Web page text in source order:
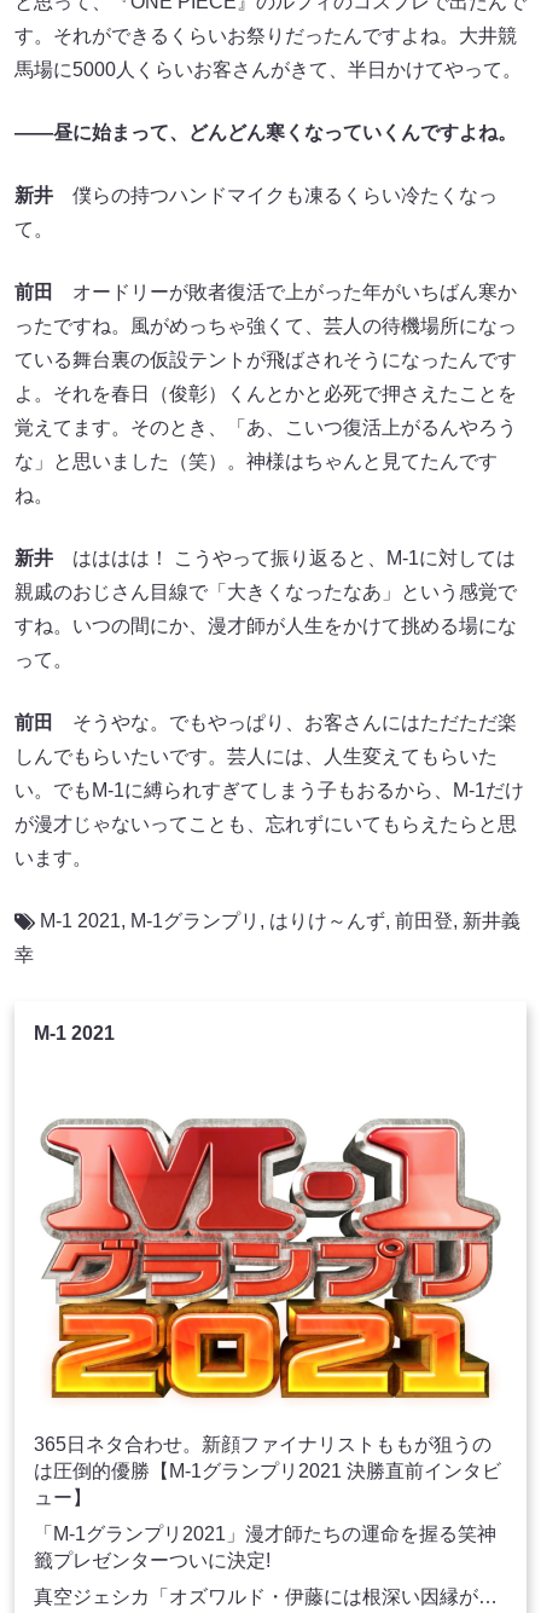
す。それができるくらいお祭りだったんですよね。大井競
馬場に5000人くらいお客さんがきて、半日かけてやって。
――昼に始まって、どんどん寒くなっていくんですよね。
新井 僕らの持つハンドマイクも凍るくらい冷たくなっ
て。
前田
オードリーが敗者復活で上がった年がいちばん寒か
ったですね。風がめっちゃ強くて、芸人の待機場所になっ
ている舞台裏の仮設テントが飛ばされそうになったんです
よ。それを春日（俊彰）くんとかと必死で押さえたことを
覚えてます。そのとき、「あ、こいつ復活上がるんやろう
な」と思いました（笑）。神様はちゃんと見てたんです
ね。
新井 はははは！ こうやって振り返ると、M-1に対しては
親戚のおじさん目線で「大きくなったなあ」という感覚で
すね。いつの間にか、漫才師が人生をかけて挑める場にな
って。
前田
そうやな。でもやっぱり、お客さんにはただただ楽
しんでもらいたいです。芸人には、人生変えてもらいた
い。でもM-1に縛られすぎてしまう子もおるから、M-1だけ
が漫才じゃないってことも、忘れずにいてもらえたらと思
います。
M-1 2021, M-1グランプリ , はりけ～んず, 前田登, 新井義
幸
M-1 2021
365日ネタ合わせ。新顔ファイナリストももが狙うの
は圧倒的優勝【M-1グランプリ2021 決勝直前インタビ
ュー】
「M-1グランプリ2021」漫才師たちの運命を握る笑神
籤プレゼンターついに決定!
真空ジェシカ「オズワルド・伊藤には根深い因縁が…